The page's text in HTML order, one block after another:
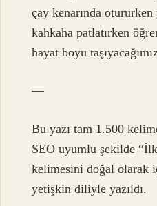
çay kenarında
kahkaha patlatırken
hayat boyu
—
Bu yazı tam 1.500
SEO uyumlu şekilde
kelimesini doğal olarak
yetişkin diliyle yazıldı.